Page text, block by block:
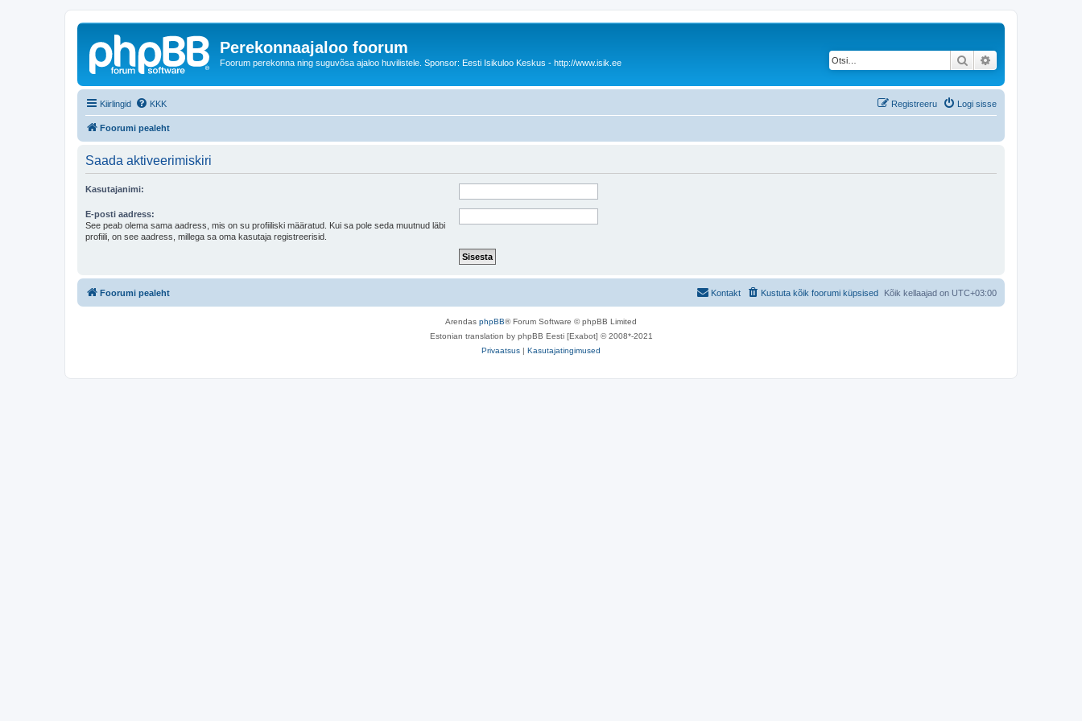
Perekonnaajaloo foorum
Foorum perekonna ning suguvõsa ajaloo huvilistele. Sponsor: Eesti Isikuloo Keskus - http://www.isik.ee Otsi
Kiirlingid KKK Logi sisse
Registreeru
Foorumi pealeht
Saada aktiveerimiskiri
Kasutajanimi:
E-posti aadress:
See peab olema sama aadress, mis on su profiiliski määratud. Kui sa pole seda muutnud läbi
profiili, on see aadress, millega sa oma kasutaja registreerisid.
Foorumi pealeht Kõik kellaajad on UTC+03:00
Kustuta kõik foorumi küpsised
Kontakt
Arendas phpBB® Forum Software © phpBB Limited
Estonian translation by phpBB Eesti [Exabot] © 2008*-2021
Privaatsus | Kasutajatingimused